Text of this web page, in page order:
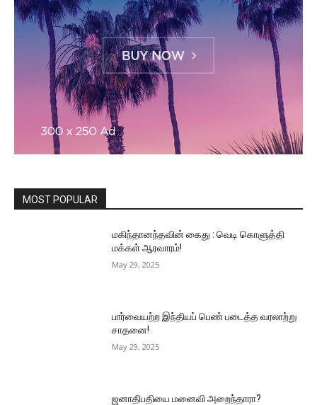
MOST POPULAR
மகிந்தானந்தவின் கைது : வெடி கொளுத்தி
மக்கள் ஆரவாரம்!
May 29, 2025
பார்வையற்ற இந்தியப் பெண் படைத்த வரலாற்று
சாதனை!
May 29, 2025
ஜனாதிபதியை மனைவி அறைந்தாரா?